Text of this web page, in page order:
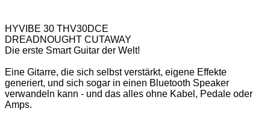
HYVIBE 30 THV30DCE
DREADNOUGHT CUTAWAY
Die erste Smart Guitar der Welt!
Eine Gitarre, die sich selbst verstärkt, eigene Effekte
generiert, und sich sogar in einen Bluetooth Speaker
verwandeln kann - und das alles ohne Kabel, Pedale oder
Amps.